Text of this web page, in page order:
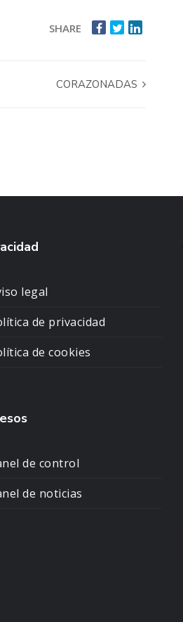
SHARE
CORAZONADAS
legal
de privacidad
de cookies
de control
de noticias